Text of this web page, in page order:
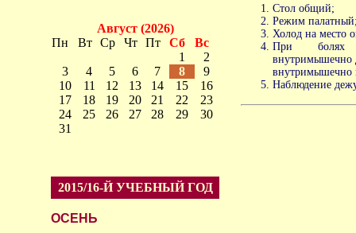
Август (2026)
Пн
Вт Ср Чт Пт Сб
Вс
1
2
3
4 5 6 7 8
9
10
11 12 13 14 15
16
17
18 19 20 21 22
23
24
25 26 27 28 29
30
31
2015/16-Й УЧЕБНЫЙ ГОД
ОСЕНЬ
Стол общий;
Режим
Холод на место
При болях
внутримышечно
внутримышечно
Наблюдение